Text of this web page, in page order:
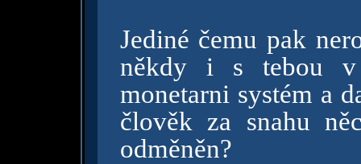
Jediné čemu pak
někdy i s tebou v
monetarni systém a
člověk za snahu
odměněn?